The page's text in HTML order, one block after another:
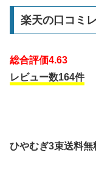
楽天の口コミ
総合評価4.63
レビュー数164件
ひやむぎ3束送料無